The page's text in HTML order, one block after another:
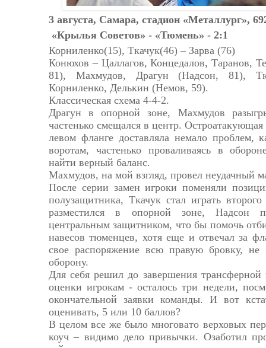
3 августа, Самара, стадион «Металлург»,
«Крылья Советов» - «Тюмень» - 2:1
Корниленко(15), Ткачук(46) – Зарва (76)
Конюхов – Цаллагов, Концедалов, Таранов,
81), Махмудов, Драгун (Надсон, 81),
Корниленко, Делькин (Немов, 59).
Классическая схема 4-4-2.
Драгун в опорной зоне, Махмудов
частенько смещался в центр. Остроатакующая
левом фланге доставляла немало проблем,
воротам, частенько проваливаясь в
найти верный баланс.
Махмудов, на мой взгляд, провел неудачный
После серии замен игроки поменяли
полузащитника, Ткачук стал играть
разместился в опорной зоне, Надсон
центральным защитником, что бы помочь
навесов тюменцев, хотя еще и отвечал за
свое распоряжение всю правую бровку, не
оборону.
Для себя решил до завершения трансферной
оценки игрокам - осталось три недели,
окончательной заявки команды. И вот
оценивать, 5 или 10 баллов?
В целом все же было многовато верховых
коуч – видимо дело привычки. Озаботил